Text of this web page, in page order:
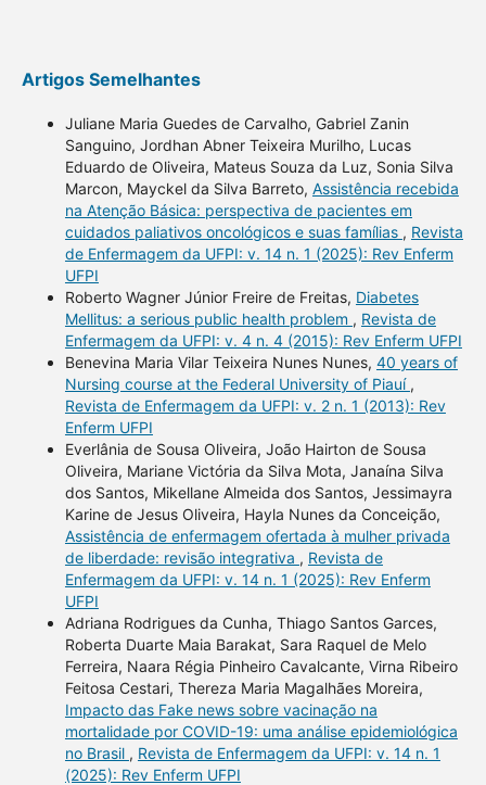
Artigos Semelhantes
Juliane Maria Guedes de Carvalho, Gabriel Zanin
Sanguino, Jordhan Abner Teixeira Murilho, Lucas
Eduardo de Oliveira, Mateus Souza da Luz, Sonia Silva
Marcon, Mayckel da Silva Barreto, Assistência recebida
na Atenção Básica: perspectiva de pacientes em
cuidados paliativos oncológicos e suas famílias , Revista
de Enfermagem da UFPI: v. 14 n. 1 (2025): Rev Enferm
UFPI
Roberto Wagner Júnior Freire de Freitas, Diabetes
Mellitus: a serious public health problem , Revista de
Enfermagem da UFPI: v. 4 n. 4 (2015): Rev Enferm UFPI
Benevina Maria Vilar Teixeira Nunes Nunes, 40 years of
Nursing course at the Federal University of Piauí ,
Revista de Enfermagem da UFPI: v. 2 n. 1 (2013): Rev
Enferm UFPI
Everlânia de Sousa Oliveira, João Hairton de Sousa
Oliveira, Mariane Victória da Silva Mota, Janaína Silva
dos Santos, Mikellane Almeida dos Santos, Jessimayra
Karine de Jesus Oliveira, Hayla Nunes da Conceição,
Assistência de enfermagem ofertada à mulher privada
de liberdade: revisão integrativa , Revista de
Enfermagem da UFPI: v. 14 n. 1 (2025): Rev Enferm
UFPI
Adriana Rodrigues da Cunha, Thiago Santos Garces,
Roberta Duarte Maia Barakat, Sara Raquel de Melo
Ferreira, Naara Régia Pinheiro Cavalcante, Virna Ribeiro
Feitosa Cestari, Thereza Maria Magalhães Moreira,
Impacto das Fake news sobre vacinação na
mortalidade por COVID-19: uma análise epidemiológica
no Brasil , Revista de Enfermagem da UFPI: v. 14 n. 1
(2025): Rev Enferm UFPI